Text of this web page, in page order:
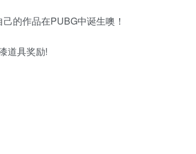
的作品在PUBG中诞生噢！
道具奖励!